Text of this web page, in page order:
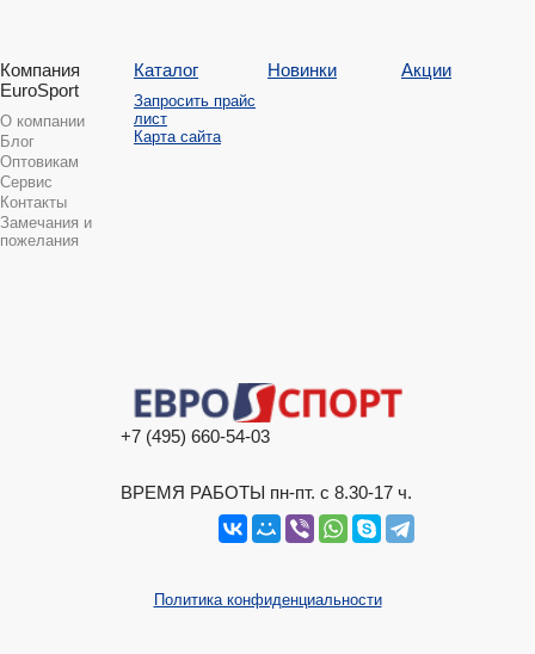
Компания
EuroSport
О компании
Блог
Оптовикам
Сервис
Контакты
Замечания и
пожелания
Каталог
Запросить прайс
лист
Карта сайта
Новинки Акции
+7 (495) 660-54-03
ВРЕМЯ РАБОТЫ пн-пт. с 8.30-17 ч.
Политика конфиденциальности